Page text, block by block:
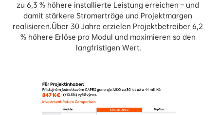
zu 6,3 % höhere installierte Leistung erreichen – und
damit stärkere Stromerträge und Projektmargen
realisieren.Über 30 Jahre erzielen Projektbetreiber 6,2
% höhere Erlöse pro Modul und maximieren so den
langfristigen Wert.